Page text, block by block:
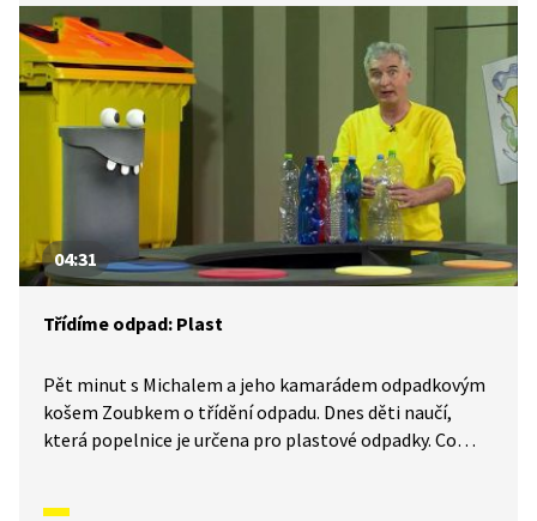
04:31
Třídíme odpad: Plast
Pět minut s Michalem a jeho kamarádem odpadkovým
košem Zoubkem o třídění odpadu. Dnes děti naučí,
která popelnice je určena pro plastové odpadky. Co